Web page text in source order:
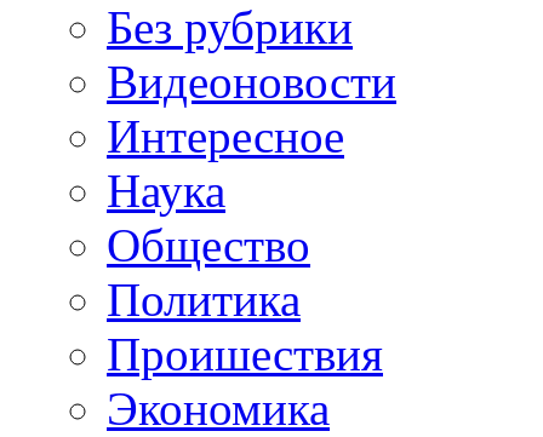
Без рубрики
Видеоновости
Интересное
Наука
Общество
Политика
Проишествия
Экономика